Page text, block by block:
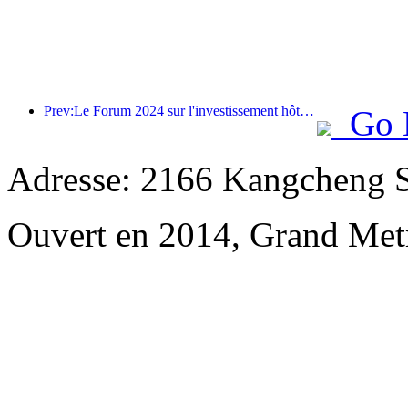
Prev:Le Forum 2024 sur l'investissement hôtelier en Chine se tient avec succès à Pékin
Go
Adresse: 2166 Kangcheng
Ouvert en 2014, Grand